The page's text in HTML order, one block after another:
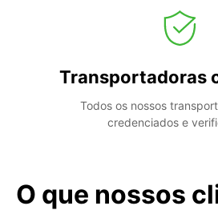
Transportadoras
Todos os nossos
credenciados e
O que nossos